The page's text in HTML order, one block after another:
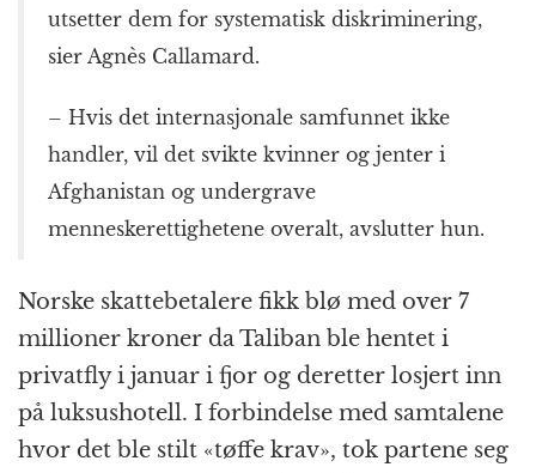
utsetter dem for systematisk diskriminering,
sier Agnès Callamard.
– Hvis det internasjonale samfunnet ikke
handler, vil det svikte kvinner og jenter i
Afghanistan og undergrave
menneskerettighetene overalt, avslutter hun.
Norske skattebetalere fikk blø med over 7
millioner kroner da Taliban ble hentet i
privatfly i januar i fjor og deretter losjert inn
på luksushotell. I forbindelse med samtalene
hvor det ble stilt «tøffe krav», tok partene seg